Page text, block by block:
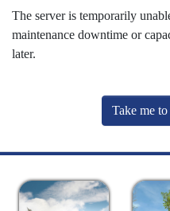
The server is temporarily
maintenance downtime or
later.
Take me